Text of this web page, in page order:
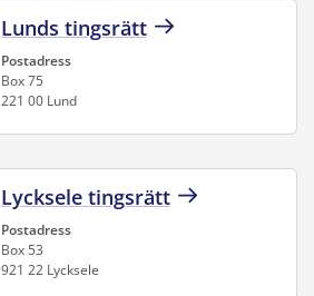
Lunds tingsrätt
Postadress
Box 75
221 00 Lund
Lycksele tingsrätt
Postadress
Box 53
921 22 Lycksele